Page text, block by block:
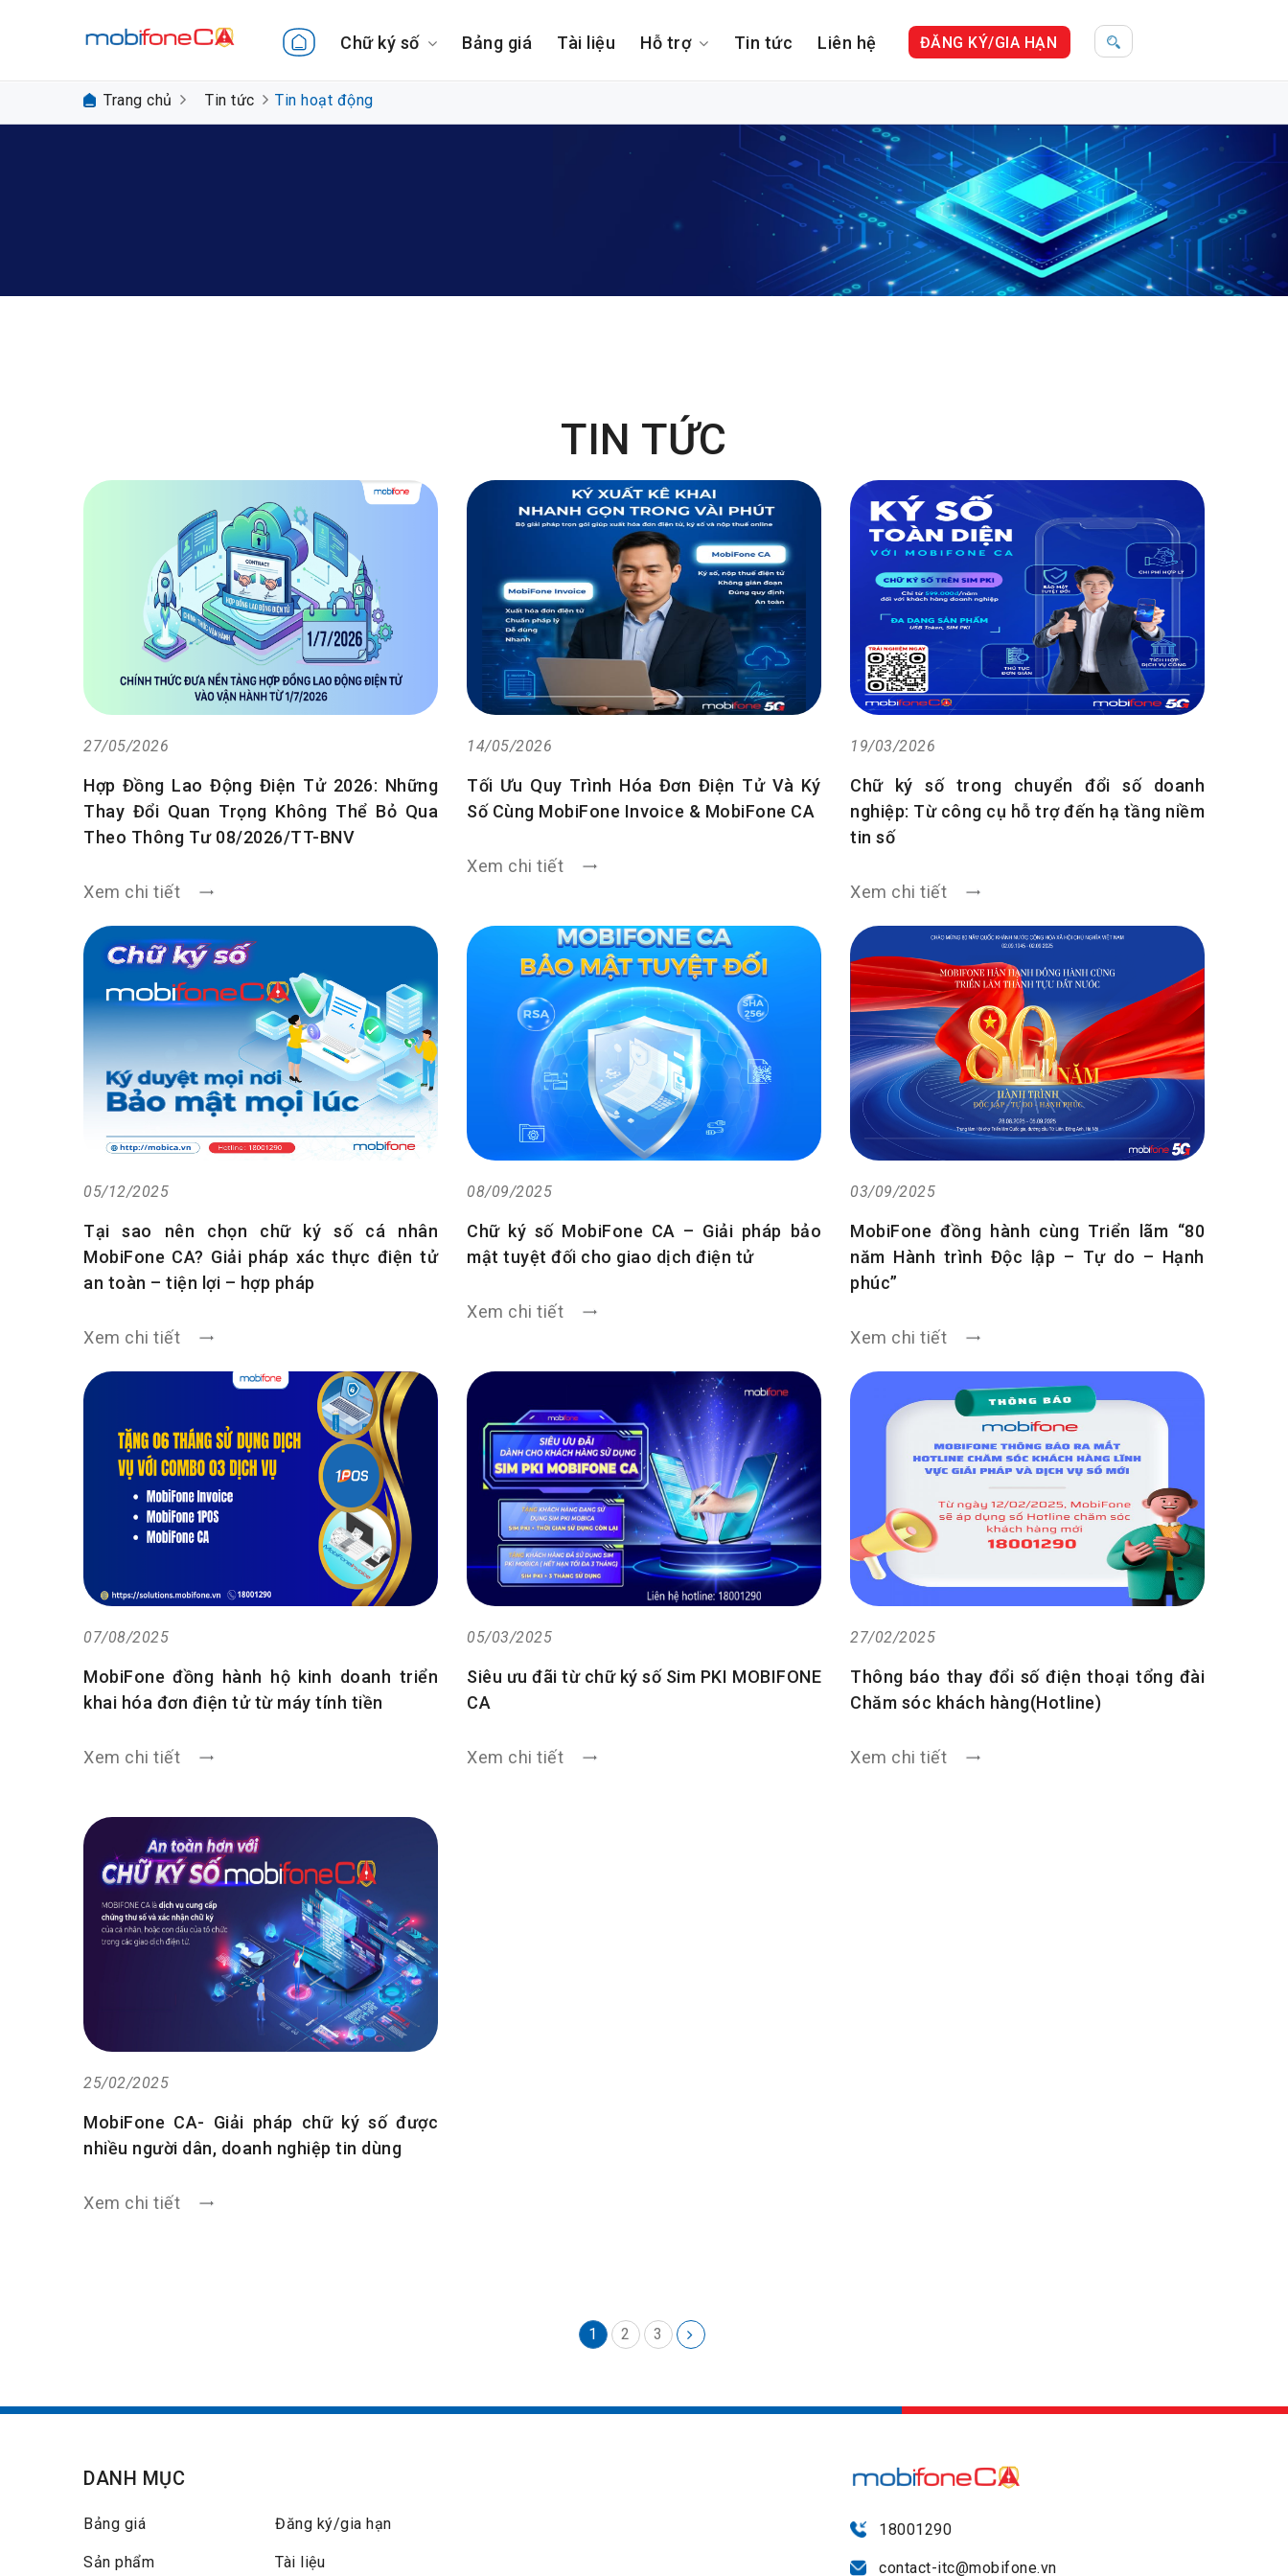
Chữ ký số Bảng giá Tài liệu Hỗ trợ Tin tức Liên hệ ĐĂNG KÝ/GIA HẠN
Trang chủ Tin tức Tin hoạt động
TIN TỨC
27/05/2026
Hợp Đồng Lao Động Điện Tử 2026: Những
Thay Đổi Quan Trọng Không Thể Bỏ Qua
Theo Thông Tư 08/2026/TT-BNV
Xem chi tiết
14/05/2026
Tối Ưu Quy Trình Hóa Đơn Điện Tử Và Ký
Số Cùng MobiFone Invoice & MobiFone CA
Xem chi tiết
19/03/2026
Chữ ký số trong chuyển đổi số doanh
nghiệp: Từ công cụ hỗ trợ đến hạ tầng niềm
tin số
Xem chi tiết
05/12/2025
Tại sao nên chọn chữ ký số cá nhân
MobiFone CA? Giải pháp xác thực điện tử
an toàn – tiện lợi – hợp pháp
Xem chi tiết
08/09/2025
Chữ ký số MobiFone CA – Giải pháp bảo
mật tuyệt đối cho giao dịch điện tử
Xem chi tiết
03/09/2025
MobiFone đồng hành cùng Triển lãm “80
năm Hành trình Độc lập – Tự do – Hạnh
phúc”
Xem chi tiết
07/08/2025
MobiFone đồng hành hộ kinh doanh triển
khai hóa đơn điện tử từ máy tính tiền
Xem chi tiết
05/03/2025
Siêu ưu đãi từ chữ ký số Sim PKI MOBIFONE
CA
Xem chi tiết
27/02/2025
Thông báo thay đổi số điện thoại tổng đài
Chăm sóc khách hàng(Hotline)
Xem chi tiết
25/02/2025
MobiFone CA- Giải pháp chữ ký số được
nhiều người dân, doanh nghiệp tin dùng
Xem chi tiết
1 2 3
DANH MỤC
Bảng giá
Sản phẩm
Đăng ký/gia hạn
Tài liệu
18001290
contact-itc@mobifone.vn